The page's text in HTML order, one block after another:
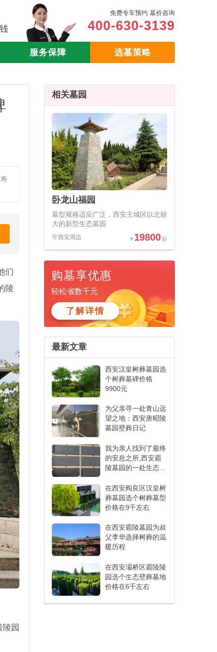
免费专车预约 墓价咨询
400-630-3139
服务保障 选墓策略
们
陵
园
相关墓园
卧龙山福园
墓型规格适应广泛，西安主城区以北较
大的新型生态墓园
西安周边 19800
购墓享优惠
轻松省数千元
了解详情
最新文章
西安汉皇树葬墓园选
个树葬墓碑价格
9900元
为父亲寻一处青山远
望之地：西安唐昭陵
墓园壁葬日记
我为亲人找到了最终
的安息之所,西安霸
陵墓园的一处生态壁
在西安阎良区汉皇树
葬墓园选个树葬墓型
价格在9千左右
在西安霸陵墓园为叔
父李华选择树葬的温
暖历程
在西安灞桥区霸陵陵
园选个生态壁葬墓地
价格在6千左右